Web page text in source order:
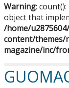
Warning:
object that
/home/
content/themes/
magazine/inc/